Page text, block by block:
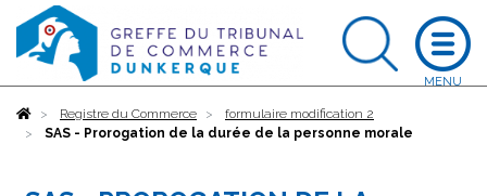
AccueilRegistre du Commerce
formulaire modification 2
SAS - Prorogation de la durée de la personne morale